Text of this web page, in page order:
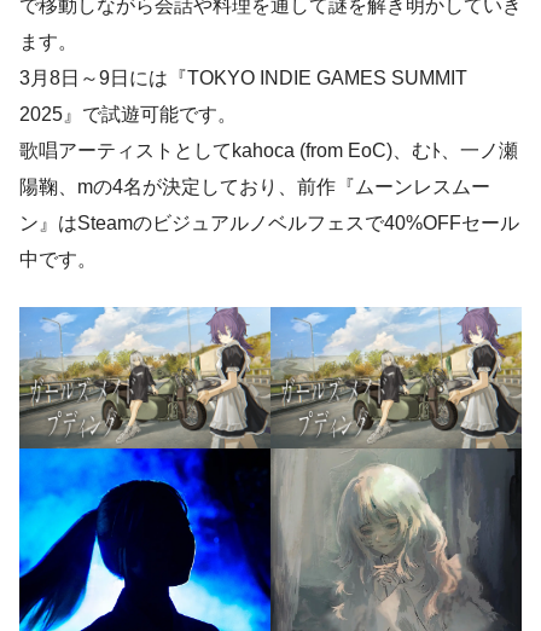
で移動しながら会話や料理を通して謎を解き明かしていき
ます。
3月8日～9日には『TOKYO INDIE GAMES SUMMIT
2025』で試遊可能です。
歌唱アーティストとしてkahoca (from EoC)、むﾄ、一ノ瀬
陽鞠、mの4名が決定しており、前作『ムーンレスムー
ン』はSteamのビジュアルノベルフェスで40%OFFセール
中です。